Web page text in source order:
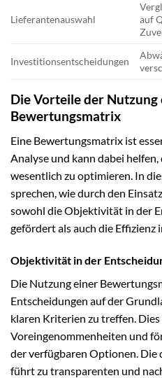
Lieferantenauswahl
auf
Investitionsentscheidungen
Die Vorteile der Nutzung
Bewertungsmatrix
Eine Bewertungsmatrix ist
Analyse und kann dabei helfen,
wesentlich zu optimieren. In
sprechen, wie durch den
sowohl die Objektivität in der
gefördert als auch die
Objektivität in der
Die Nutzung einer
Entscheidungen auf der
klaren Kriterien zu treffen.
Voreingenommenheiten und
der verfügbaren Optionen.
führt zu transparenten und